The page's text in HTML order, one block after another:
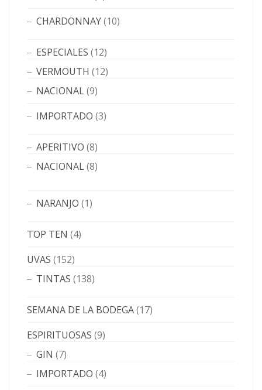
CHARDONNAY(10)
ESPECIALES (12)
VERMOUTH (12)
NACIONAL(9)
IMPORTADO (3)
APERITIVO (8)
NACIONAL(8)
NARANJO (1)
TOP TEN (4)
UVAS (152)
TINTAS (138)
SEMANA DE LA BODEGA(17)
ESPIRITUOSAS (9)
GIN (7)
IMPORTADO (4)